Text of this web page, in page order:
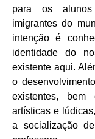
para os alunos
imigrantes do
intenção é
identidade do
existente aqui.
o
existentes, bem
artísticas e
a socialização